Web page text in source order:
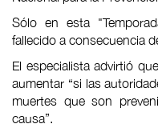
Sólo en esta
fallecido a consecuencia
El especialista advirtió
aumentar “si las
muertes que son
causa”.